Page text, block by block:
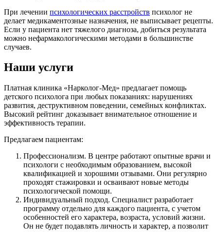
При лечении психологических расстройств психолог не
делает медикаментозные назначения, не выписывает рецепты.
Если у пациента нет тяжелого диагноза, добиться результата
можно нефармакологическими методами в большинстве
случаев.
Наши услуги
Платная клиника «Нарколог-Мед» предлагает помощь
детского психолога при любых показаниях: нарушениях
развития, деструктивном поведении, семейных конфликтах.
Высокий рейтинг доказывает внимательное отношение и
эффективность терапии.
Предлагаем пациентам:
Профессионализм. В центре работают опытные врачи и
психологи с необходимым образованием, высокой
квалификацией и хорошими отзывами. Они регулярно
проходят стажировки и осваивают новые методы
психологической помощи.
Индивидуальный подход. Специалист разработает
программу отдельно для каждого пациента, с учетом
особенностей его характера, возраста, условий жизни.
Он не будет подавлять личность и характер, а позволит